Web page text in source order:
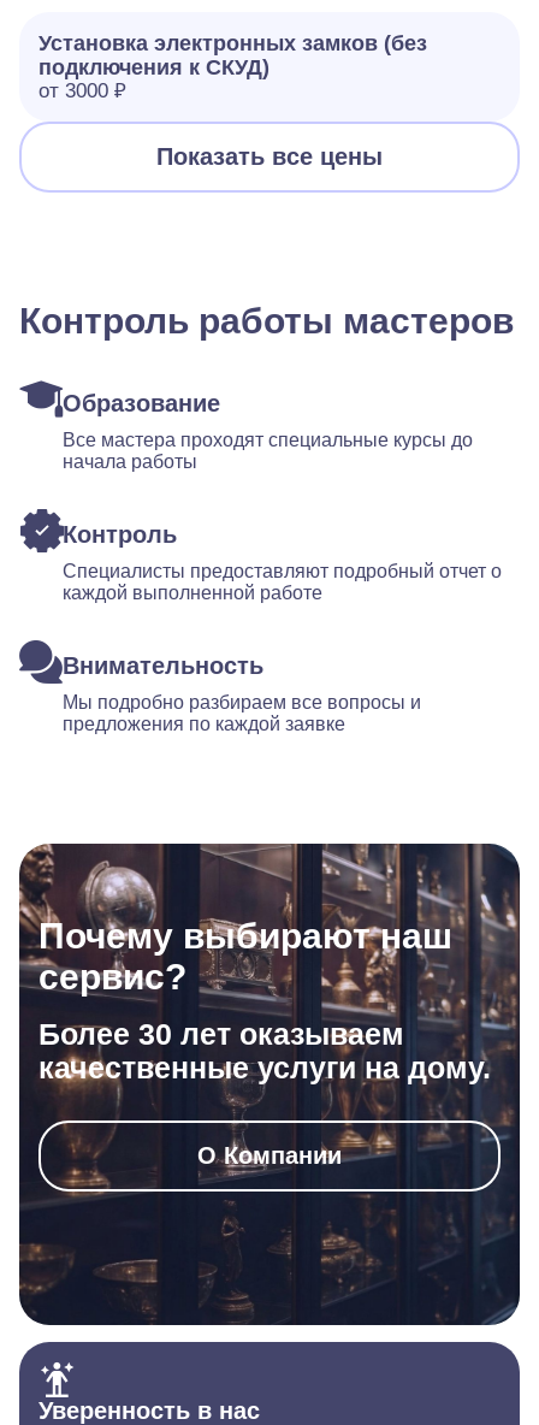
Установка электронных замков (без
подключения к СКУД)
от 3000 ₽
Показать все цены
Контроль работы мастеров
Образование
Все мастера проходят специальные курсы до
начала работы
Контроль
Специалисты предоставляют подробный отчет о
каждой выполненной работе
Внимательность
Мы подробно разбираем все вопросы и
предложения по каждой заявке
Почему выбирают наш
сервис?
Более 30 лет оказываем
качественные услуги на дому.
О Компании
Уверенность в нас